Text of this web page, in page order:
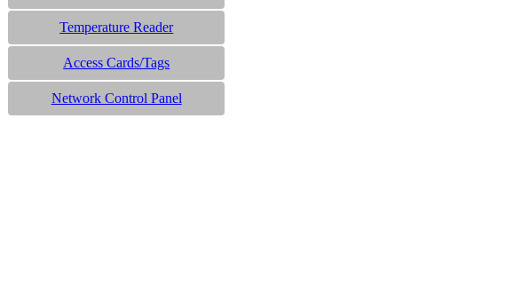
Temperature Reader
Access Cards/Tags
Network Control Panel